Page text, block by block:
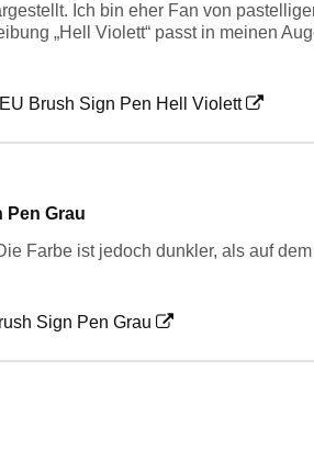
Ich bin eher Fan von
„Hell Violett“ passt in meinen
Brush Sign Pen Hell Violett
Pen Grau
Farbe ist jedoch dunkler, als auf
Sign Pen Grau